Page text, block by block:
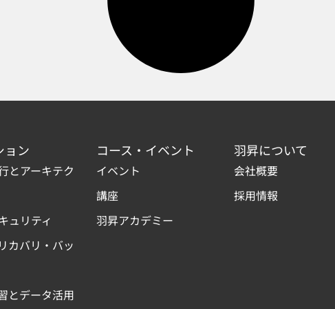
ョン
とアーキテク
ュリティ
カバリ・バッ
とデータ活用
コース・イベント
イベント
講座
羽昇アカデミー
羽昇について
会社概要
採用情報